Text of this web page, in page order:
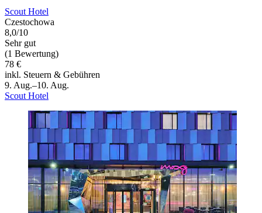
Scout Hotel
Czestochowa
8,0/10
Sehr gut
(1 Bewertung)
78 €
inkl. Steuern & Gebühren
9. Aug.–10. Aug.
Scout Hotel